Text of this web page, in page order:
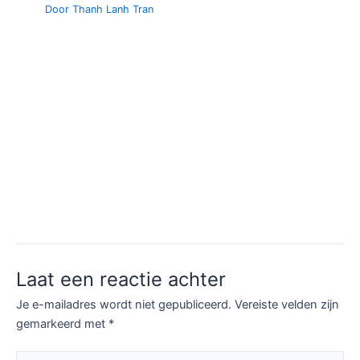
DoorThanh Lanh Tran
Laat een reactie achter
Je e-mailadres wordt niet gepubliceerd. Vereiste velden zijn
gemarkeerd met *